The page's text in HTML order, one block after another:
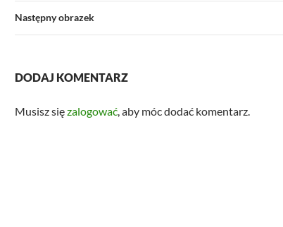
Następny obrazek
DODAJ KOMENTARZ
Musisz sięzalogować, aby móc dodać komentarz.